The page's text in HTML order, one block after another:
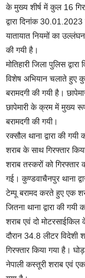
के मुख्य शीर्ष में कुल 16
द्वारा दिनांक
यातायात नियमों का
की गयी है।
मोतिहारी जिला पुलिस
विशेष अभियान चलाते हुए
बरामदगी की गयी है।
छापेमारी के क्रम में मुख्य रूप
बरामदगी की गयी।
रक्सौल थाना द्वारा की
शराब के साथ गिरफ्तार किया
शराब तस्करों को
गई। कुण्डवाचैनपुर थाना
टेम्पू बरामद करते हुए एक
जितना थाना द्वारा की
शराब एवं दो मोटरसाईकिल
दौरान 34.8 लीटर
गिरफ्तार किया गया है।
नेपाली कस्तूरी शराब एवं